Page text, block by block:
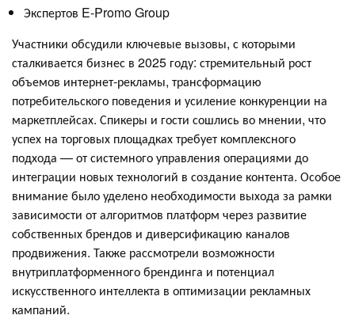
Экспертов E-Promo Group
Участники обсудили ключевые вызовы, с которыми
сталкивается бизнес в 2025 году: стремительный рост
объемов интернет-рекламы, трансформацию
потребительского поведения и усиление конкуренции на
маркетплейсах. Спикеры и гости сошлись во мнении, что
успех на торговых площадках требует комплексного
подхода — от системного управления операциями до
интеграции новых технологий в создание контента. Особое
внимание было уделено необходимости выхода за рамки
зависимости от алгоритмов платформ через развитие
собственных брендов и диверсификацию каналов
продвижения. Также рассмотрели возможности
внутриплатформенного брендинга и потенциал
искусственного интеллекта в оптимизации рекламных
кампаний.